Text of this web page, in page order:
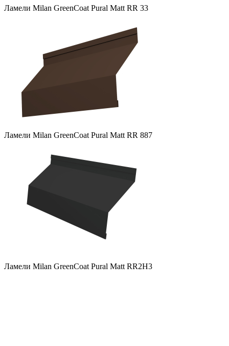
Ламели Milan GreenCoat Pural Matt RR 33
Ламели Milan GreenCoat Pural Matt RR 887
Ламели Milan GreenCoat Pural Matt RR2Н3